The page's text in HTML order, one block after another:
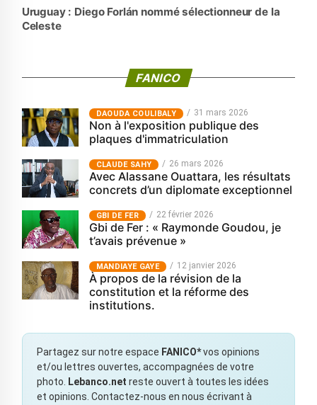
Uruguay : Diego Forlán nommé sélectionneur de la
Celeste
FANICO
‎DAOUDA COULIBALY 31 mars 2026
Non à l'exposition publique des
plaques d'immatriculation
CLAUDE SAHY 26 mars 2026
Avec Alassane Ouattara, les résultats
concrets d’un diplomate exceptionnel
GBI DE FER 22 février 2026
Gbi de Fer : « Raymonde Goudou, je
t’avais prévenue »
MANDIAYE GAYE 12 janvier 2026
À propos de la révision de la
constitution et la réforme des
institutions.
Partagez sur notre espace FANICO*vos opinions
et/ou lettres ouvertes, accompagnées de votre
photo.
Lebanco.net reste ouvert à toutes les idées
et opinions. Contactez-nous en nous écrivant à